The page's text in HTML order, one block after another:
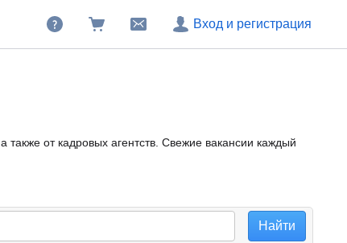
Вход и регистрация
от кадровых агентств. Свежие вакансии каждый